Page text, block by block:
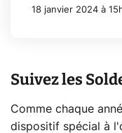
18 janvier 2024 à
Suivez les
Comme chaque
dispositif spécial à